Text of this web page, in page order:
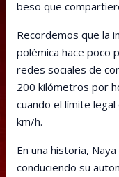
beso que
Recordemos que la
polémica hace poco
redes sociales de
200 kilómetros por
cuando el límite
km/h.
En una historia,
conduciendo su